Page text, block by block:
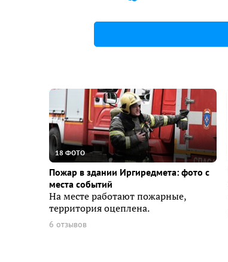
18 ФОТО
Пожар в здании Иргиредмета: фото с
места событий
На месте работают пожарные,
территория оцеплена.
6 отзывов